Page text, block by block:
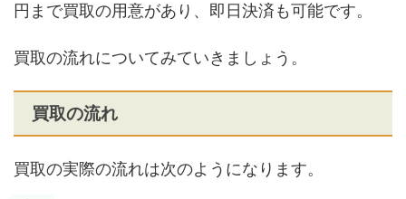
円まで買取の用意があり、即日決済も可能です。
買取の流れについてみていきましょう。
買取の流れ
買取の実際の流れは次のようになります。